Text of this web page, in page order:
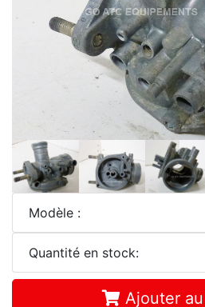
Modèle :
Quantité en stock:
Ajouter